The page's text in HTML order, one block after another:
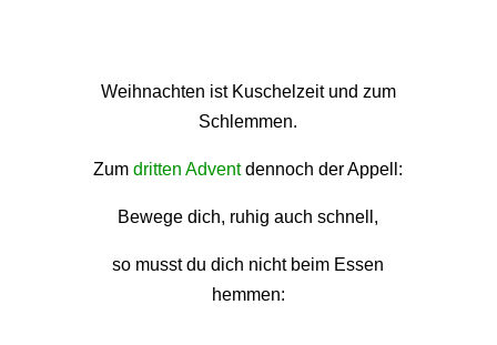
Weihnachten ist Kuschelzeit und zum
Schlemmen.
Zumdritten Adventdennoch der Appell:
Bewege dich, ruhig auch schnell,
so musst du dich nicht beim Essen
hemmen: